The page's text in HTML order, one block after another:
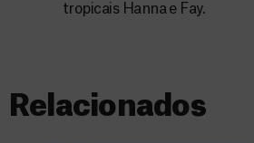
tropicais Hanna e Fay.
Relacionados